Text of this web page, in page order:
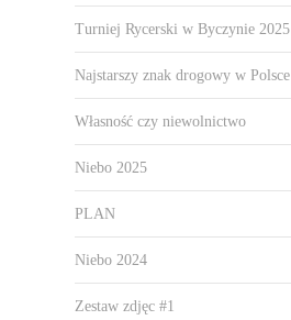
Turniej Rycerski w Byczynie 2025
Najstarszy znak drogowy w Polsce
Własność czy niewolnictwo
Niebo 2025
PLAN
Niebo 2024
Zestaw zdjęc #1